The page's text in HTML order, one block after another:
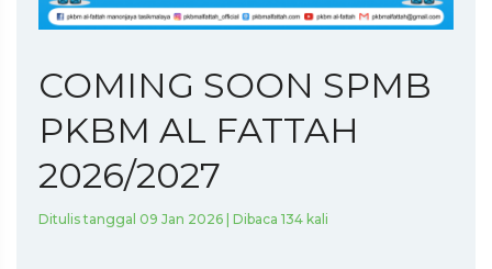
COMING SOON SPMB
PKBM AL FATTAH
2026/2027
Ditulis tanggal 09 Jan 2026 | Dibaca 134 kali